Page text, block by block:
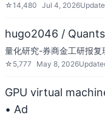
☆14,480 Jul 4, 2026
hugo2046 /
量化研究-券商金工研报复
☆ 5,777 May 8, 2026
GPU virtual
• Ad